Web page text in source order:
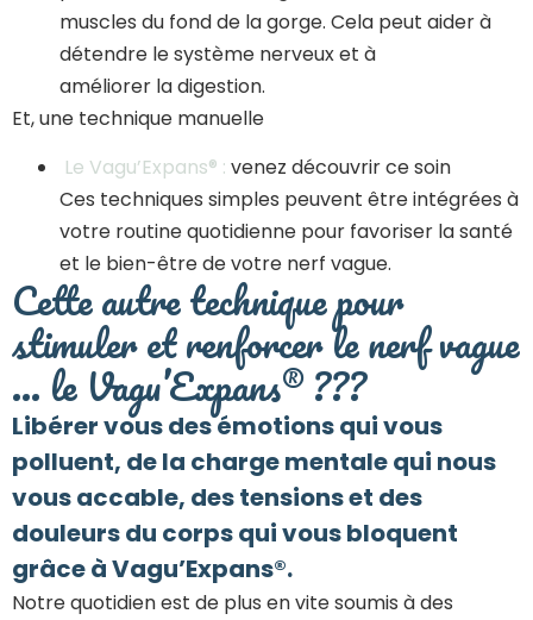
muscles du fond de la gorge. Cela peut aider à
détendre le système nerveux et à
améliorer la digestion.
Et, une technique manuelle
Le Vagu’Expans® : venez découvrir ce soin
Ces techniques simples peuvent être intégrées à
votre routine quotidienne pour favoriser la santé
et le bien-être de votre nerf vague.
Cette autre technique pour
stimuler et renforcer le nerf vague
… le Vagu’Expans® ???
Libérer vous des émotions qui vous
polluent, de la charge mentale qui nous
vous accable, des tensions et des
douleurs du corps qui vous bloquent
grâce à Vagu’Expans®.
Notre quotidien est de plus en vite soumis à des